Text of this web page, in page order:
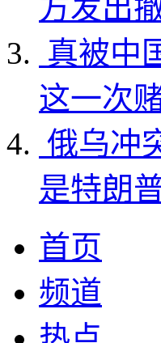
方发出
真被中
这一次
俄乌冲
是特朗
首页
频道